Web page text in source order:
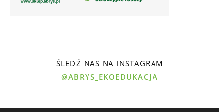
ŚLEDŹ NAS NA INSTAGRAM
@ABRYS_EKOEDUKACJA